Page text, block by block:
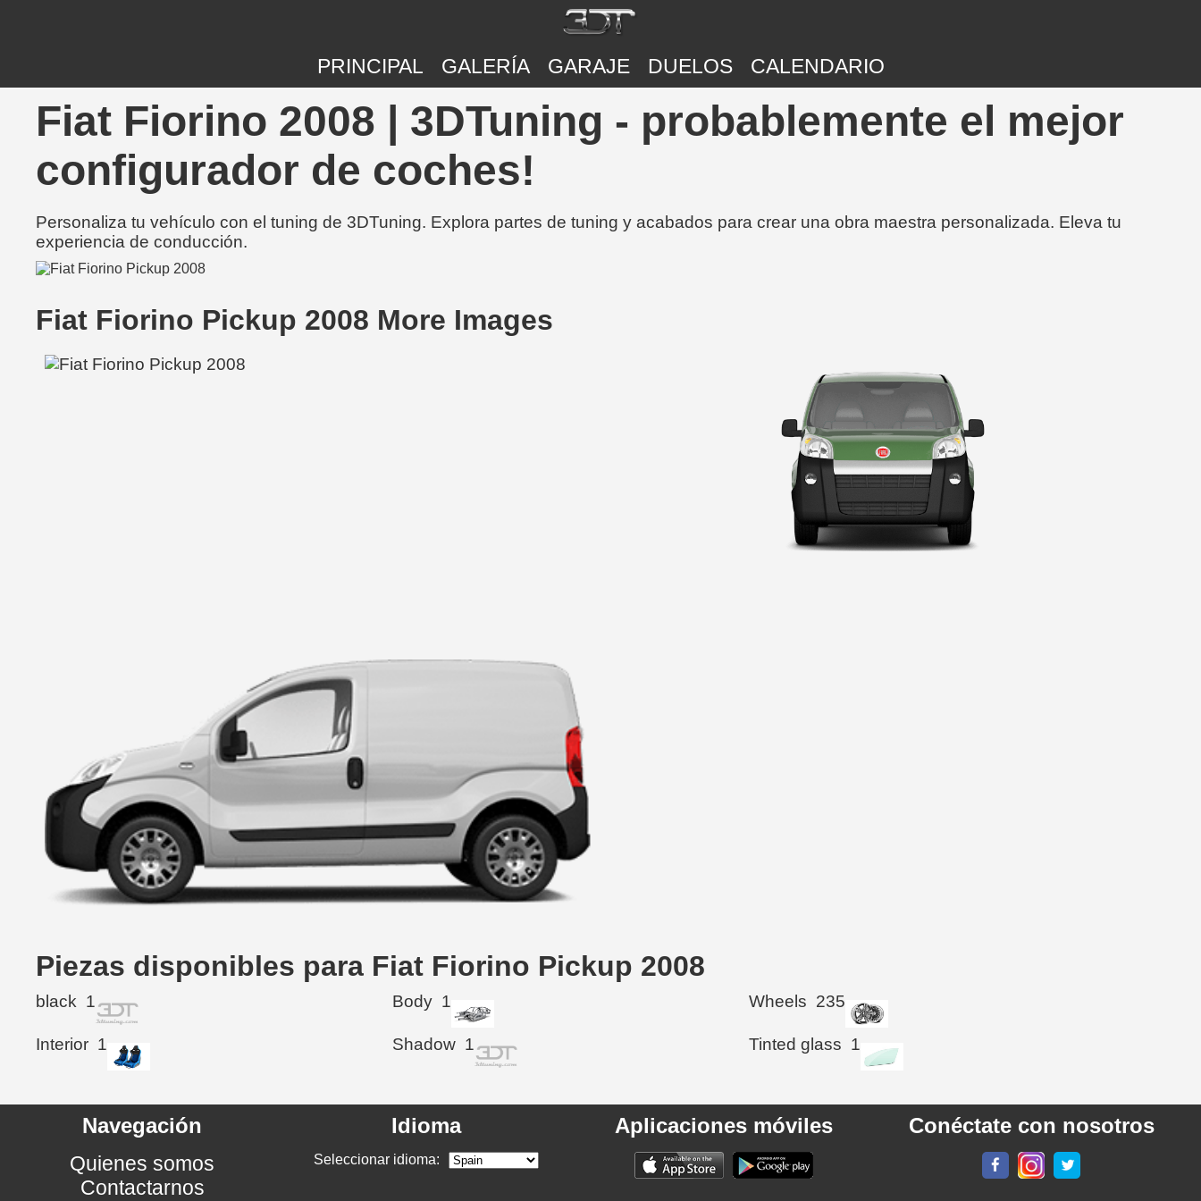
PRINCIPAL GALERÍA GARAJE DUELOS CALENDARIO
Fiat Fiorino 2008 | 3DTuning - probablemente el mejor
configurador de coches!
Personaliza tu vehículo con el tuning de 3DTuning. Explora partes de tuning y acabados para crear una obra maestra personalizada. Eleva tu
experiencia de conducción.
Fiat Fiorino Pickup 2008 More Images
Piezas disponibles para Fiat Fiorino Pickup 2008
black 1 Body 1 Wheels 235
Interior 1 Shadow 1 Tinted glass 1
Navegación
Quienes somos
Contactarnos
Idioma
Seleccionar idioma:
Aplicaciones móviles Conéctate con nosotros